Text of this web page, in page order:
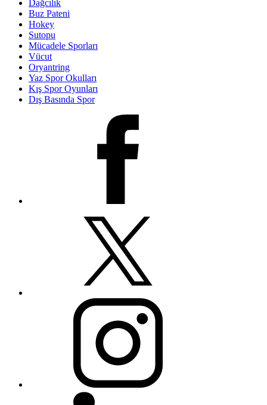
Dağcılık
Buz Pateni
Hokey
Sutopu
Mücadele Sporları
Vücut
Oryantring
Yaz Spor Okulları
Kış Spor Oyunları
Dış Basında Spor